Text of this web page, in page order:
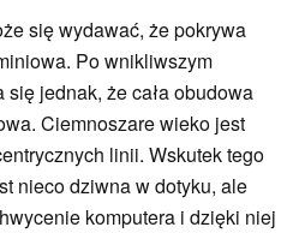
się wydawać, że pokrywa
Po wnikliwszym
jednak, że cała obudowa
Ciemnoszare wieko jest
linii. Wskutek tego
nieco dziwna w dotyku, ale
komputera i dzięki niej